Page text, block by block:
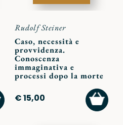
AGGIUNGI
AL
CARRELLO
Rudolf Steiner
Caso, necessità e
provvidenza.
Conoscenza
immaginativa e
processi dopo la morte
€ 15,00
AL